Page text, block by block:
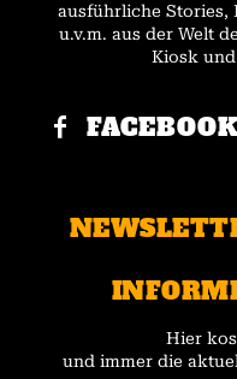
ausführliche Stories,
u.v.m. aus der Welt
Kiosk
FACEBOOK
Hier
und immer die